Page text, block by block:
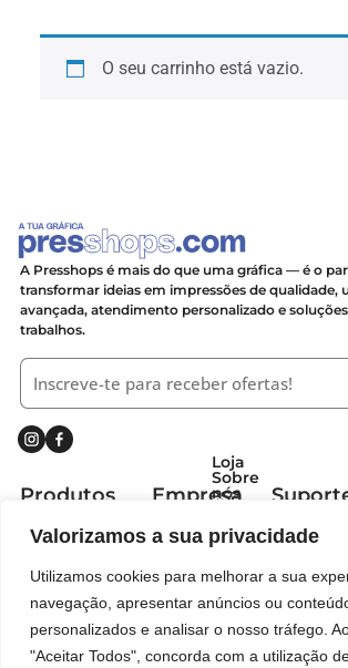
Valorizamos a sua privacidade
Utilizamos cookies para melhorar a sua
navegação, apresentar anúncios ou
personalizados e analisar o nosso tráfego.
"Aceitar Todos", concorda com a utilização
O seu carrinho está vazio.
A Presshops é mais do que uma gráfica — é o
transformar ideias em impressões de qualidade,
avançada, atendimento personalizado e
trabalhos.
Produtos
Envelopes
Flyers
Papel Timbrado
Empresa
Loja
Sobre
nós
Privacidade
|
Termos e
|